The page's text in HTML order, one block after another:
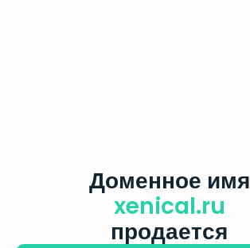
Доменное имя
xenical.ru
продается